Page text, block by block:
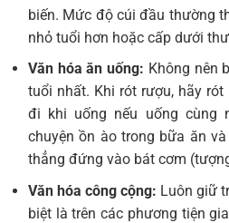
biến. Mức độ cúi đầu thường
nhỏ tuổi hơn hoặc cấp dưới
Văn hóa ăn uống: Không nên
tuổi nhất. Khi rót rượu, hãy
đi khi uống nếu uống cùng
chuyện ồn ào trong bữa ăn
thẳng đứng vào bát cơm
Văn hóa công cộng: Luôn giữ
biệt là trên các phương tiện